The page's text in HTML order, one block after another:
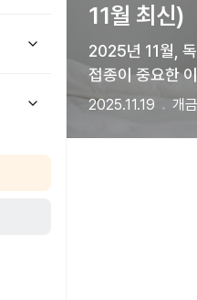
11월 최신)
2025년 11월,
접종이 중요한
2025.11.19 개